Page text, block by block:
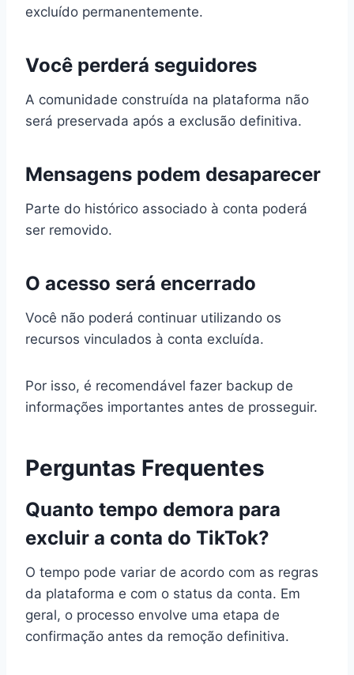
excluído permanentemente.
Você perderá seguidores
A comunidade construída na plataforma não
será preservada após a exclusão definitiva.
Mensagens podem desaparecer
Parte do histórico associado à conta poderá
ser removido.
O acesso será encerrado
Você não poderá continuar utilizando os
recursos vinculados à conta excluída.
Por isso, é recomendável fazer backup de
informações importantes antes de prosseguir.
Perguntas Frequentes
Quanto tempo demora para
excluir a conta do TikTok?
O tempo pode variar de acordo com as regras
da plataforma e com o status da conta. Em
geral, o processo envolve uma etapa de
confirmação antes da remoção definitiva.